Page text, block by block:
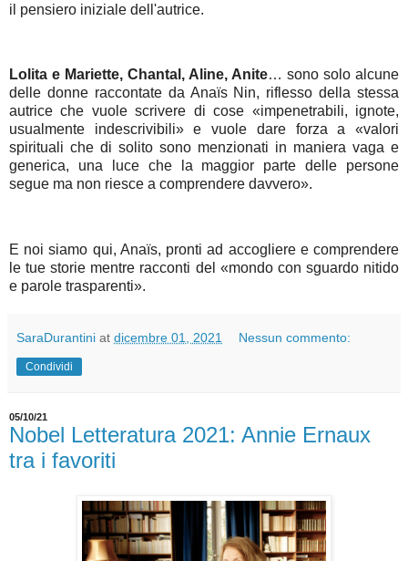
il pensiero iniziale dell'autrice.
Lolita e Mariette, Chantal, Aline, Anite… sono solo alcune
delle donne raccontate da Anaïs Nin, riflesso della stessa
autrice che vuole scrivere di cose «impenetrabili, ignote,
usualmente indescrivibili» e vuole dare forza a «valori
spirituali che di solito sono menzionati in maniera vaga e
generica, una luce che la maggior parte delle persone
segue ma non riesce a comprendere davvero».
E noi siamo qui, Anaïs, pronti ad accogliere e comprendere
le tue storie mentre racconti del «mondo con sguardo nitido
e parole trasparenti».
SaraDurantini at dicembre 01, 2021 Nessun commento:
Condividi
05/10/21
Nobel Letteratura 2021: Annie Ernaux
tra i favoriti